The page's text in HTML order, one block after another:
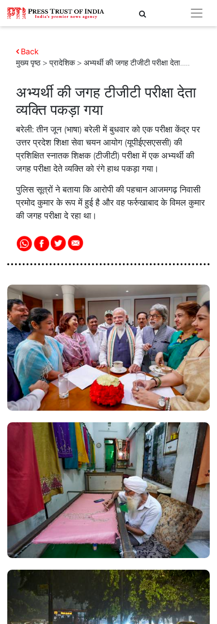
मुख्य पृष्ठ >प्रादेशिक> अभ्यर्थी की जगह टीजीटी परीक्षा देता.....
Back
अभ्यर्थी की जगह टीजीटी परीक्षा देता
व्यक्ति पकड़ा गया
बरेली: तीन जून (भाषा) बरेली में बुधवार को एक परीक्षा केंद्र पर
उत्तर प्रदेश शिक्षा सेवा चयन आयोग (यूपीईएसएससी) की
प्रशिक्षित स्नातक शिक्षक (टीजीटी) परीक्षा में एक अभ्यर्थी की
जगह परीक्षा देते व्यक्ति को रंगे हाथ पकड़ा गया।
पुलिस सूत्रों ने बताया कि आरोपी की पहचान आजमगढ़ निवासी
प्रमोद कुमार के रूप में हुई है और वह फर्रुखाबाद के विमल कुमार
की जगह परीक्षा दे रहा था।